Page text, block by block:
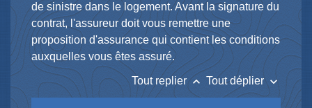
de sinistre dans le logement. Avant la signature du
contrat, l'assureur doit vous remettre une
proposition d'assurance qui contient les conditions
auxquelles vous êtes assuré.
Tout replierkeyboard_arrow_up Tout déplierkeyboard_arrow_down